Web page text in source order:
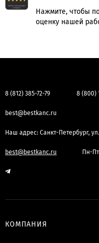
Нажмите, чтобы
оценку нашей
8 (812) 385-72-79 8 (800)
best@bestkanc.ru
Наш адрес: Санкт-Петербург,
best@bestkanc.ru Пн-
КОМПАНИЯ